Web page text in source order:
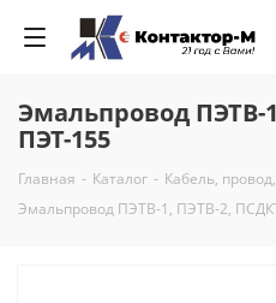
Эмальпровод ПЭТВ-
ПЭТ-155
Главная - Каталог - Кабель,
Эмальпровод ПЭТВ-1, ПЭТВ-2,